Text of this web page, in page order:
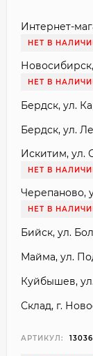
Интернет-
НЕТ В
НЕТ В
Бердск, ул.
Бердск, ул.
Искитим, ул.
НЕТ В
Черепаново,
НЕТ В
Бийск, ул.
Майма, ул.
Куйбышев,
Склад, г.
АРТИКУЛ: